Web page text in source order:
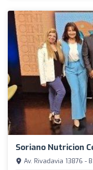
Soriano Nutricion
Av. Rivadavia 13876 -